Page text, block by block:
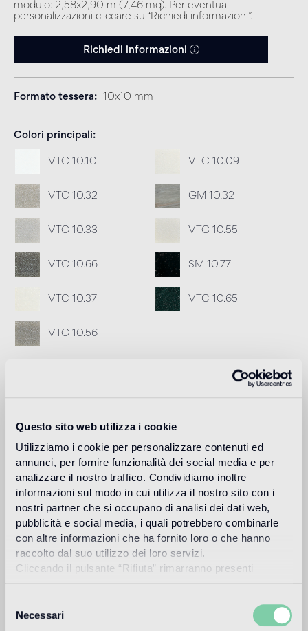
Questo sito web utilizza i cookie
Utilizziamo i cookie per personalizzare contenuti ed
annunci, per fornire funzionalità dei social media e per
analizzare il nostro traffico. Condividiamo inoltre
informazioni sul modo in cui utilizza il nostro sito con i
nostri partner che si occupano di analisi dei dati web,
pubblicità e social media, i quali potrebbero combinarle
con altre informazioni che ha fornito loro o che hanno
raccolto dal suo utilizzo dei loro servizi.
Cliccando il pulsante “Rifiuta” rimarranno presenti
tecnici.
delNecessari
modulo: 2,58x2,90 m (7,46 mq). Per eventuali
personalizzazioni cliccare su “Richiedi informazioni”.
Richiedi informazioni
Formato tessera 10x10 mm
Colori principali
VTC 10.10 VTC 10.09
VTC 10.32 GM 10.32
VTC 10.33 VTC 10.55
VTC 10.66 SM 10.77
VTC 10.37 VTC 10.65
VTC 10.56
Download
Design
vincent darré